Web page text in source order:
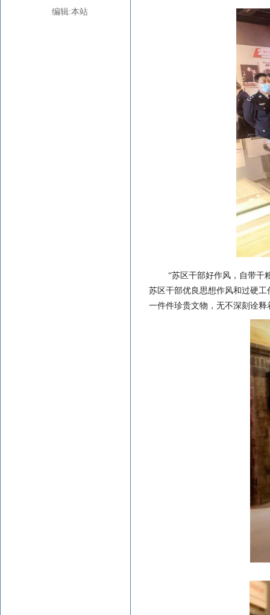
编辑:本站
“苏区干部好作风，自带
苏区干部优良思想作风和过硬
一件件珍贵文物，无不深刻诠